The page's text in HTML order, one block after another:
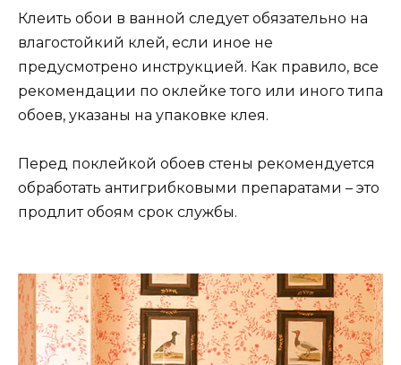
Клеить обои в ванной следует обязательно на
влагостойкий клей, если иное не
предусмотрено инструкцией. Как правило, все
рекомендации по оклейке того или иного типа
обоев, указаны на упаковке клея.
Перед поклейкой обоев стены рекомендуется
обработать антигрибковыми препаратами – это
продлит обоям срок службы.